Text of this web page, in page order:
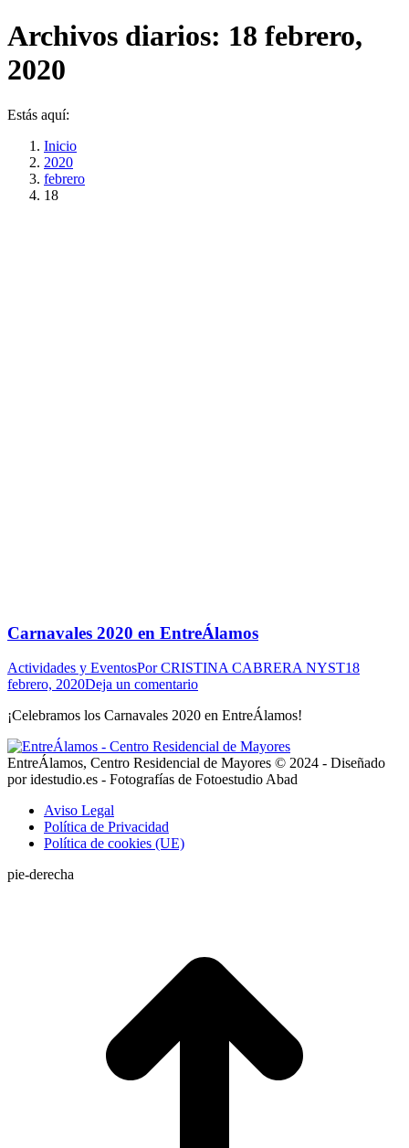
Archivos diarios: 18 febrero,
2020
Estás aquí:
Inicio
2020
febrero
18
Carnavales 2020 en EntreÁlamos
Actividades y EventosPorCRISTINA CABRERA NYST18
febrero, 2020Deja un comentario
¡Celebramos los Carnavales 2020 en EntreÁlamos!
EntreÁlamos, Centro Residencial de Mayores © 2024 - Diseñado
por idestudio.es - Fotografías de Fotoestudio Abad
Aviso Legal
Política de Privacidad
Política de cookies (UE)
pie-derecha